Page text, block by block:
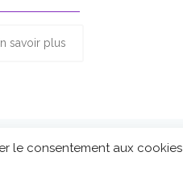
le consentement aux cookies
savoir plus